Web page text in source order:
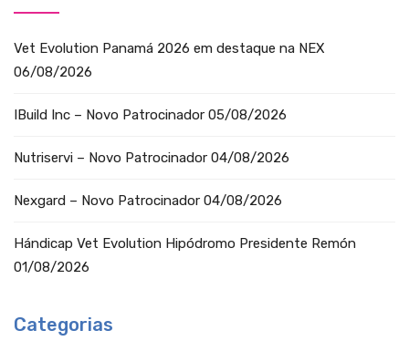
Vet Evolution Panamá 2026 em destaque na NEX
06/08/2026
IBuild Inc – Novo Patrocinador 05/08/2026
Nutriservi – Novo Patrocinador 04/08/2026
Nexgard – Novo Patrocinador 04/08/2026
Hándicap Vet Evolution Hipódromo Presidente Remón
01/08/2026
Categorias